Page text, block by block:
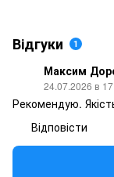
Відгуки 1
Максим
24.07.2026 в
Рекомендую.
Відповісти